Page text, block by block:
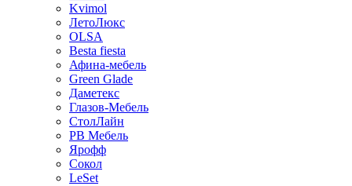
Kvimol
ЛетоЛюкс
OLSA
Besta fiesta
Афина-мебель
Green Glade
Даметекс
Глазов-Мебель
СтолЛайн
РВ Мебель
Ярофф
Сокол
LeSet